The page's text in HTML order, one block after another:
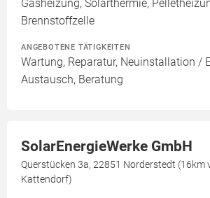
Gasheizung, Solarthermie,
Brennstoffzelle
ANGEBOTENE TÄTIGKEITEN
Wartung, Reparatur, Neuinstallation /
Austausch, Beratung
SolarEnergieWerke GmbH
Querstücken 3a, 22851 Norderstedt (16km
Kattendorf)